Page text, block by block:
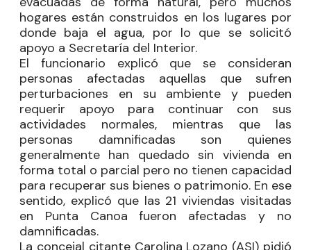
hogares están construidos en los lugares por
donde baja el agua, por lo que se solicitó
apoyo a Secretaría del Interior.
El funcionario explicó que se consideran
personas afectadas aquellas que sufren
perturbaciones en su ambiente y pueden
requerir apoyo para continuar con sus
actividades normales, mientras que las
personas damnificadas son quienes
generalmente han quedado sin vivienda en
forma total o parcial pero no tienen capacidad
para recuperar sus bienes o patrimonio. En ese
sentido, explicó que las 21 viviendas visitadas
en Punta Canoa fueron afectadas y no
damnificadas.
La concejal citante Carolina Lozano (ASI) pidió